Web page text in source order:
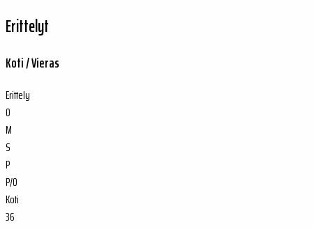
Erittelyt
Koti / Vieras
Erittely
O
M
S
P
P/O
Koti
36